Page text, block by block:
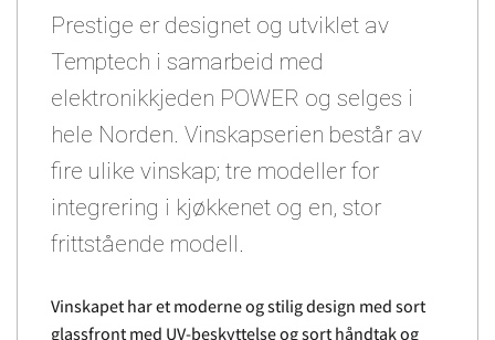
Prestige er designet og utviklet av
Temptech i samarbeid med
elektronikkjeden POWER og selges i
hele Norden. Vinskapserien består av
fire ulike vinskap; tre modeller for
integrering i kjøkkenet og en, stor
frittstående modell.
Vinskapet har et moderne og stilig design med sort
glassfront med UV-beskyttelse og sort håndtak og